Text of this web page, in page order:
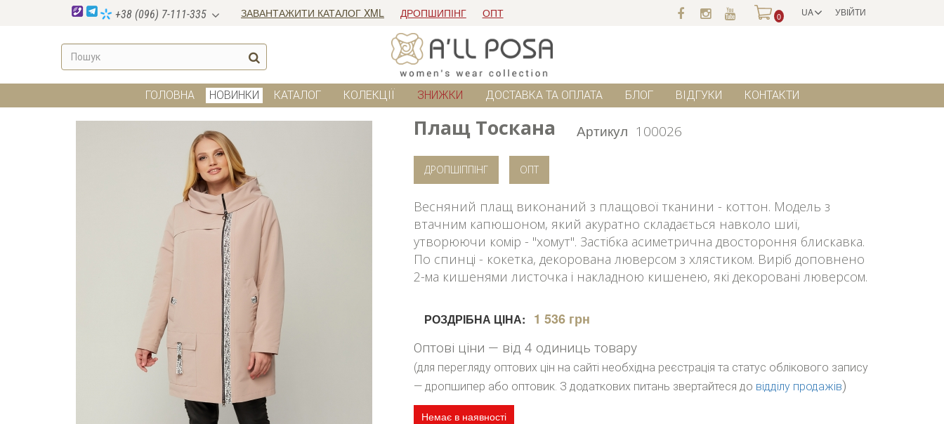
УВІЙТИ
UA
+38 (096) 7-111-335 ЗАВАНТАЖИТИ КАТАЛОГ XML ДРОПШИПІНГ ОПТ 0
ГОЛОВНА НОВИНКИ КАТАЛОГ КОЛЕКЦІЇ ЗНИЖКИ ДОСТАВКА ТА ОПЛАТА БЛОГ ВІДГУКИ КОНТАКТИ
Плащ Тоскана Артикул 100026
ДРОПШІППІНГ ОПТ
Весняний плащ виконаний з плащової тканини - коттон. Модель з
втачним капюшоном, який акуратно складається навколо шиї,
утворюючи комір - "хомут". Застібка асиметрична двостороння блискавка.
По спинці - кокетка, декорована люверсом з хлястиком. Виріб доповнено
2-ма кишенями листочка і накладною кишенею, які декоровані люверсом.
РОЗДРІБНА ЦІНА: 1 536 грн
Оптові ціни — від 4 одиниць товару
(для перегляду оптових цін на сайті необхідна реєстрація та статус облікового запису
— дропшипер або оптовик. З додаткових питань звертайтеся до відділу продажів)
Немає в наявності